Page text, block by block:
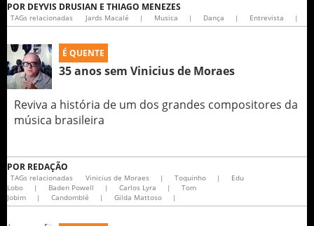
POR DEYVIS DRUSIAN E THIAGO MENEZES
TAGs relacionadas Jards Macalé | Musica | Dança | Entrevista |
É QUENTE
35 anos sem Vinicius de Moraes
Reviva a história de um dos grandes compositores da
música brasileira
POR REDAÇÃO
TAGs relacionadas Vinicius de Moraes | Toquinho |
Edu
Lobo
| Baden Powell | Carlos Lyra |
Tom
Jobim
| Candomblé | Gilda Mattoso |